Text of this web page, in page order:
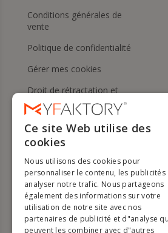
Conditions générales de
vente
Politique de confidentialité
Gérer mes cookies
Droit de rétractation et
retours
Aide
Méthodes de paiement
POUR LES
COMMANDES
SUPÉRIEURES À
ENGLISH
DUTCH
GERMAN
Ce site Web utilise des
cookies
Nous utilisons des cookies pour
personnaliser le contenu, les publicités
analyser notre trafic. Nous partageons
également des informations sur votre
utilisation de notre site avec nos
partenaires de publicité et d"analyse
peuvent les combiner avec d"autres